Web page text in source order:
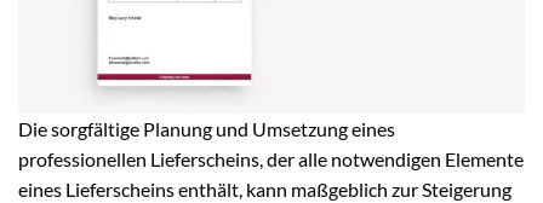
Die sorgfältige Planung und Umsetzung eines
professionellen Lieferscheins, der alle notwendigen Elemente
eines Lieferscheins enthält, kann maßgeblich zur Steigerung